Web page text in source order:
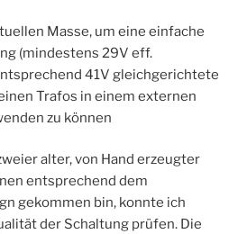
Masse, um eine einfache
(mindestens 29V eff.
41V gleichgerichtete
Trafos in einem externen
zu können
alter, von Hand erzeugter
entsprechend dem
gekommen bin, konnte ich
der Schaltung prüfen. Die